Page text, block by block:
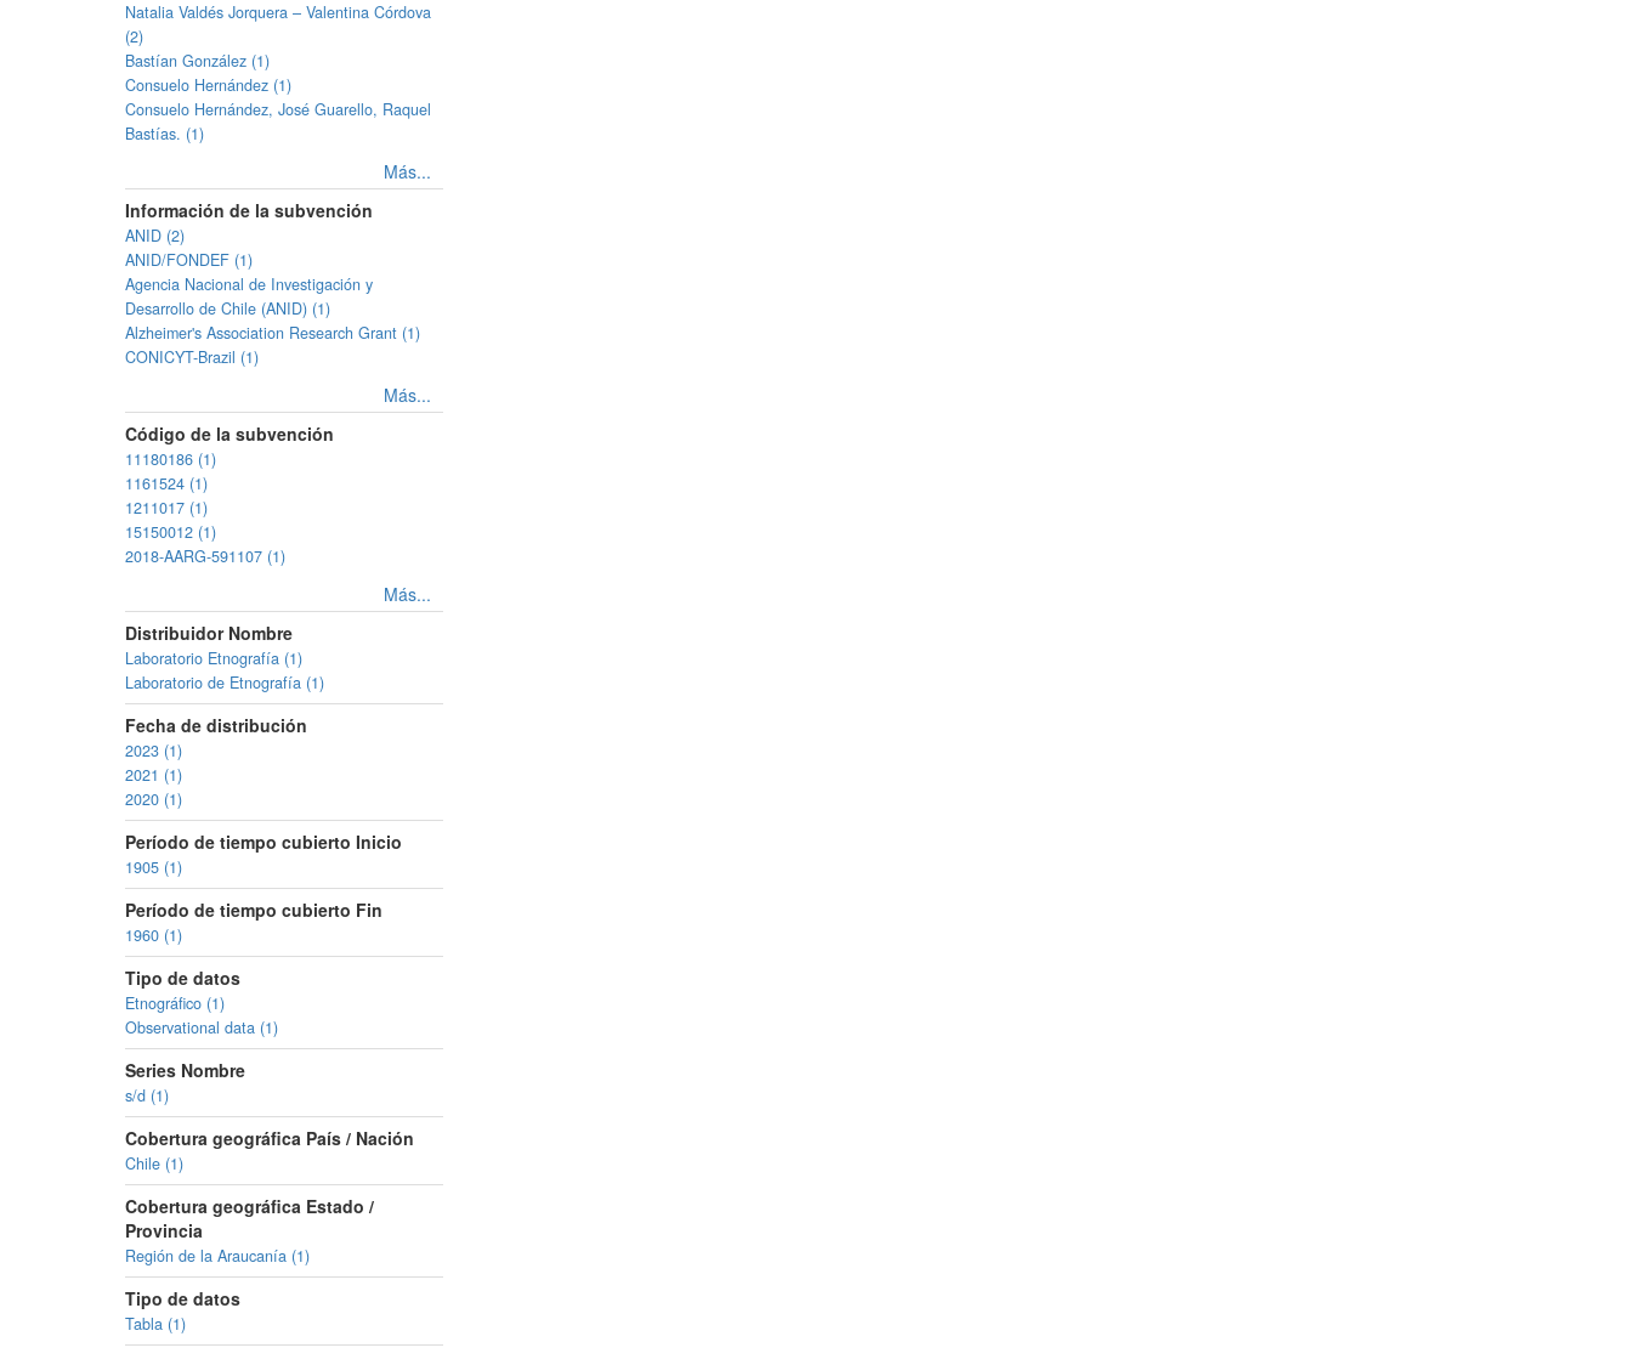
Natalia Valdés Jorquera – Valentina Córdova
(2)
Bastían González (1)
Consuelo Hernández (1)
Consuelo Hernández, José Guarello, Raquel
Bastías. (1)
Más...
Información de la subvención
ANID (2)
ANID/FONDEF (1)
Agencia Nacional de Investigación y
Desarrollo de Chile (ANID) (1)
Alzheimer's Association Research Grant (1)
CONICYT-Brazil (1)
Más...
Código de la subvención
11180186 (1)
1161524 (1)
1211017 (1)
15150012 (1)
2018-AARG-591107 (1)
Más...
Distribuidor Nombre
Laboratorio Etnografía (1)
Laboratorio de Etnografía (1)
Fecha de distribución
2023 (1)
2021 (1)
2020 (1)
Período de tiempo cubierto Inicio
1905 (1)
Período de tiempo cubierto Fin
1960 (1)
Tipo de datos
Etnográfico (1)
Observational data (1)
Series Nombre
s/d (1)
Cobertura geográfica País / Nación
Chile (1)
Cobertura geográfica Estado /
Provincia
Región de la Araucanía (1)
Tipo de datos
Tabla (1)